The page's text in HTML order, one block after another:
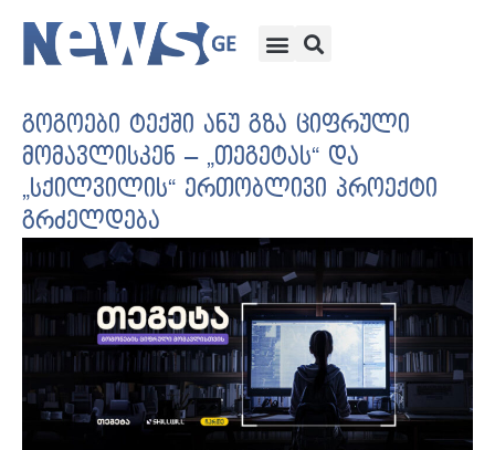
გოგოები ტექში ანუ გზა ციფრული
მომავლისკენ – „თეგეტას“ და
„სქილვილის“ ერთობლივი პროექტი
გრძელდება